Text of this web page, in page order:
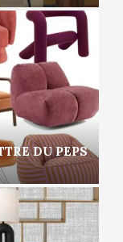
DU PEPS